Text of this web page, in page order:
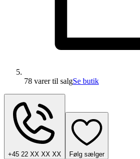
78 varertil salgSe butik
+45 22 XX XX XX Følg sælger